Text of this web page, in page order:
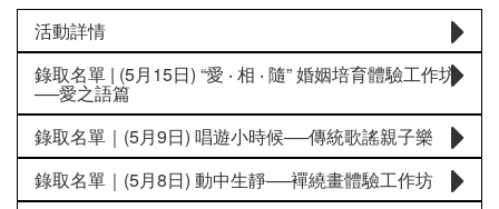
活動詳情
錄取名單 | (5月15日) “愛 ‧ 相 ‧ 隨” 婚姻培育體驗工作坊
──愛之語篇
錄取名單｜(5月9日) 唱遊小時候──傳統歌謠親子樂
錄取名單｜(5月8日) 動中生靜──襌繞畫體驗工作坊